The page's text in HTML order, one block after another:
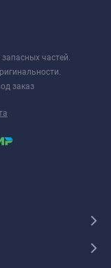
частей.
заказ